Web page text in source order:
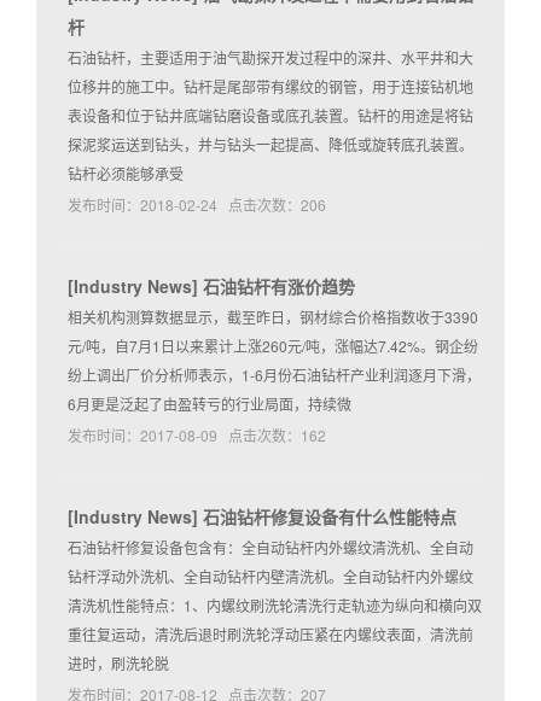
杆
石油钻杆，主要适用于油气勘探开发过程中的深井、水平井和大
位移井的施工中。钻杆是尾部带有缧纹的钢管，用于连接钻机地
表设备和位于钻井底端钻磨设备或底孔装置。钻杆的用途是将钻
探泥浆运送到钻头，并与钻头一起提高、降低或旋转底孔装置。
钻杆必须能够承受
发布时间：2018-02-24 点击次数：206
[Industry News] 石油钻杆有涨价趋势
相关机构测算数据显示，截至昨日，钢材综合价格指数收于3390
元/吨，自7月1日以来累计上涨260元/吨，涨幅达7.42%。钢企纷
纷上调出厂价分析师表示，1-6月份石油钻杆产业利润逐月下滑，
6月更是泛起了由盈转亏的行业局面，持续微
发布时间：2017-08-09 点击次数：162
[Industry News] 石油钻杆修复设备有什么性能特点
石油钻杆修复设备包含有：全自动钻杆内外螺纹清洗机、全自动
钻杆浮动外洗机、全自动钻杆内壁清洗机。全自动钻杆内外螺纹
清洗机性能特点：1、内螺纹刷洗轮清洗行走轨迹为纵向和横向双
重往复运动，清洗后退时刷洗轮浮动压紧在内螺纹表面，清洗前
进时，刷洗轮脱
发布时间：2017-08-12 点击次数：207